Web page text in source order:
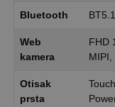
Bluetooth BT5.1
Web
kamera
FHD
MIPI,
Otisak
prsta